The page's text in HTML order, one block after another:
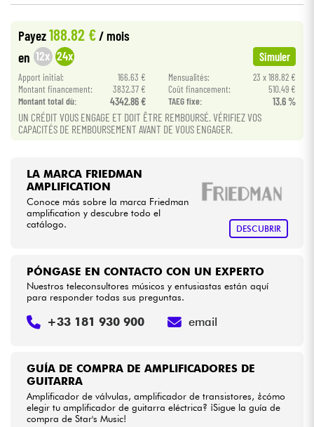
HiFi
Bundle
Ver nuestras marcas
Payez188.82 € / mois
en 12x 24x Simuler
Apport initial: 166.63 € Mensualités:
23 x 188.82 €
Montant financement:
3832.37 € Coût financement:
510.49 €
Montant total dù:
4342.86 € TAEG fixe: 13.6 %
UN CRÉDIT VOUS ENGAGE ET DOIT ÊTRE REMBOURSÉ. VÉRIFIEZ VOS
CAPACITÉS DE REMBOURSEMENT AVANT DE VOUS ENGAGER.
LA MARCA FRIEDMAN
AMPLIFICATION
Conoce más sobre la marca Friedman
amplification y descubre todo el
catálogo.
DESCUBRIR
GUÍA DE COMPRA DE AMPLIFICADORES DE
GUITARRA
Amplificador de válvulas, amplificador de transistores, ¿cómo
elegir tu amplificador de guitarra eléctrica? ¡Sigue la guía de
compra de Star's Music!
PÓNGASE EN CONTACTO CON UN EXPERTO
Nuestros teleconsultores músicos y entusiastas están aquí
para responder todas sus preguntas.
+33 181 930 900 email